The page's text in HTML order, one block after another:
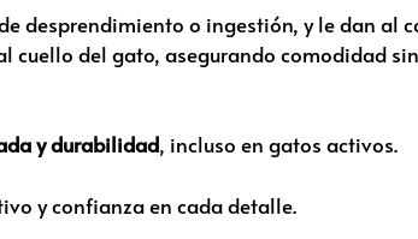
desprendimiento o ingestión, y le dan al
cuello del gato, asegurando comodidad
y durabilidad, incluso en gatos activos.
y confianza en cada detalle.